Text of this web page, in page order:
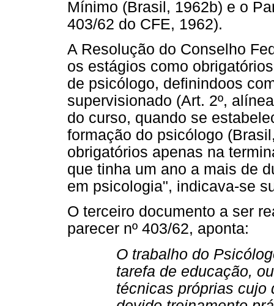
Mínimo (Brasil, 1962b) e o
403/62 do CFE, 1962).
A Resolução do Conselho
os estágios como
de psicólogo, definindoos
supervisionado (Art. 2º,
do curso, quando se
formação do psicólogo
obrigatórios apenas na
que tinha um ano a mais de
em psicologia", indicava-se
O terceiro documento a ser
parecer nº 403/62, aponta:
O trabalho do
tarefa de educação,
técnicas próprias